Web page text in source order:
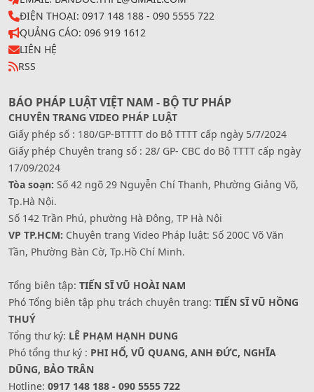
ĐIỆN THOẠI: 0917 148 188 - 090 5555 722
QUẢNG CÁO: 096 919 1612
LIÊN HỆ
RSS
BÁO PHÁP LUẬT VIỆT NAM - BỘ TƯ PHÁP
CHUYÊN TRANG VIDEO PHÁP LUẬT
Giấy phép số : 180/GP-BTTTT do Bộ TTTT cấp ngày 5/7/2024
Giấy phép Chuyên trang số : 28/ GP- CBC do Bộ TTTT cấp ngày
17/09/2024
Tòa soạn: Số 42 ngõ 29 Nguyễn Chí Thanh, Phường Giảng Võ,
Tp.Hà Nội.
Số 142 Trần Phú, phường Hà Đông, TP Hà Nội
VP TP.HCM: Chuyên trang Video Pháp luật: Số 200C Võ Văn
Tần, Phường Bàn Cờ, Tp.Hồ Chí Minh.
Tổng biên tập: TIẾN SĨ VŨ HOÀI NAM
Phó Tổng biên tập phụ trách chuyên trang: TIẾN SĨ VŨ HỒNG
THUÝ
Tổng thư ký: LÊ PHẠM HẠNH DUNG
Phó tổng thư ký : PHI HỔ, VŨ QUANG, ANH ĐỨC, NGHĨA
DŨNG, BẢO TRÂN
Hotline: 0917 148 188 - 090 5555 722